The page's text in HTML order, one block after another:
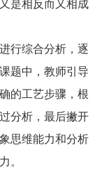
是相反而又相成
行综合分析，逐
题中，教师引导
的工艺步骤，根
分析，最后撇开
思维能力和分析
。